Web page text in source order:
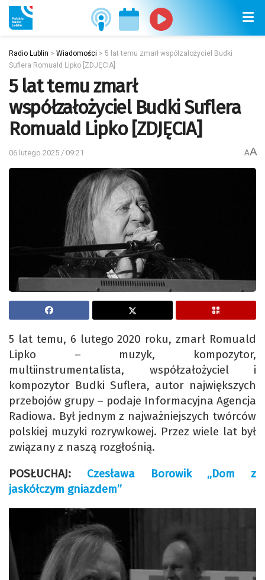
Radio Lublin > Wiadomości > 5 lat temu zmarł współzałożyciel Budki
Suflera Romuald Lipko [ZDJĘCIA]
5 lat temu zmarł
współzałożyciel Budki Suflera
Romuald Lipko [ZDJĘCIA]
06 lutego 2025 / 09:21 AA
5 lat temu, 6 lutego 2020 roku, zmarł Romuald
Lipko – muzyk, kompozytor,
multiinstrumentalista, współzałożyciel i
kompozytor Budki Suflera, autor największych
przebojów grupy – podaje Informacyjna Agencja
Radiowa. Był jednym z najważniejszych twórców
polskiej muzyki rozrywkowej. Przez wiele lat był
związany z naszą rozgłośnią.
POSŁUCHAJ: Czesława Borowik „Dom z
jaskółczym gniazdem”